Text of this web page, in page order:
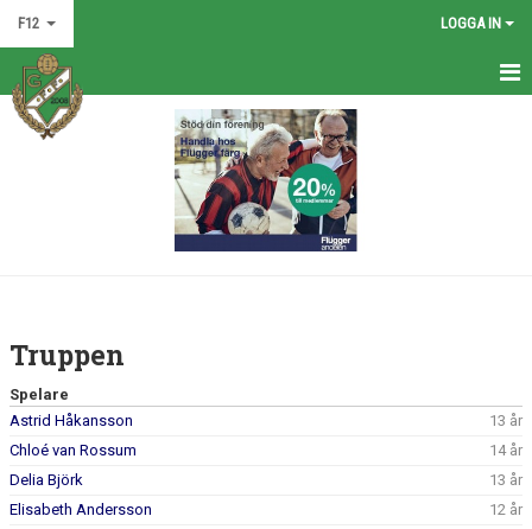
F12 LOGGA IN
HEM
BILDGALLERI
DOKUMENT
KONTAKT
Truppen
Spelare
Astrid Håkansson
13 år
Chloé van Rossum
14 år
Delia Björk
13 år
Elisabeth Andersson
12 år